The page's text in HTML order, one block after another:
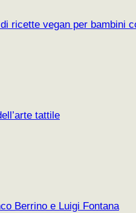
ricette vegan per bambini
tattile
Berrino e Luigi Fontana